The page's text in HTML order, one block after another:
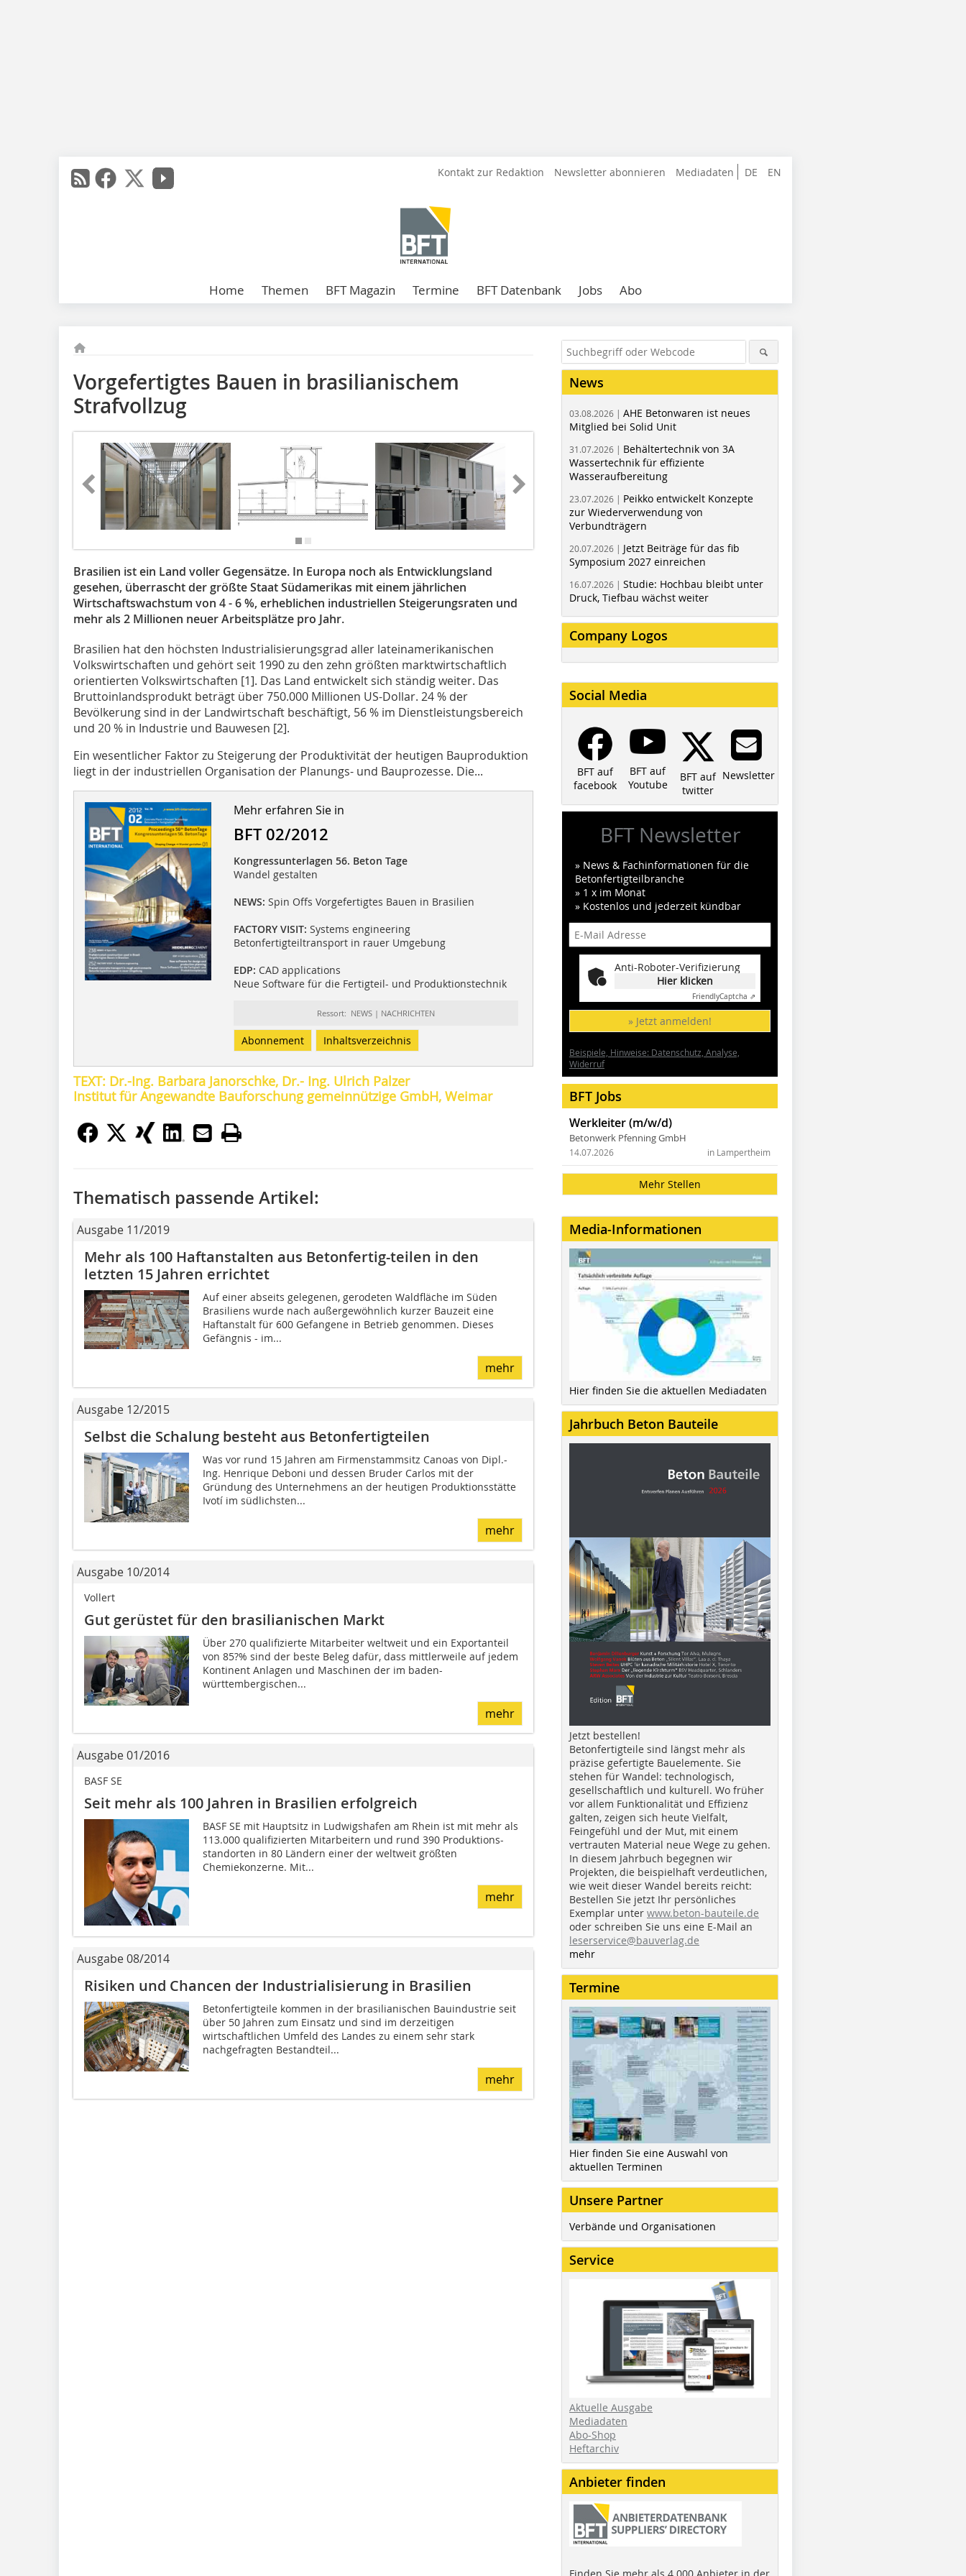
DE EN
Kontakt zur Redaktion Newsletter abonnieren Mediadaten
Home Themen BFT Magazin Termine BFT Datenbank Jobs Abo
Vorgefertigtes Bauen in brasilianischem
Strafvollzug
Brasilien ist ein Land voller Gegensätze. In Europa noch als Entwicklungsland
gesehen, überrascht der größte Staat Südamerikas mit einem jährlichen
Wirtschaftswachstum von 4 - 6 %, erheblichen industriellen Steigerungsraten und
mehr als 2 Millionen neuer Arbeitsplätze pro Jahr.
Brasilien hat den höchsten Industrialisierungsgrad aller lateinamerikanischen
Volkswirtschaften und gehört seit 1990 zu den zehn größten marktwirtschaftlich
orientierten Volkswirtschaften [1]. Das Land entwickelt sich ständig weiter. Das
Bruttoinlandsprodukt beträgt über 750.000 Millionen US-Dollar. 24 % der
Bevölkerung sind in der Landwirtschaft beschäftigt, 56 % im Dienstleistungsbereich
und 20 % in Industrie und Bauwesen [2].
Ein wesentlicher Faktor zu Steigerung der Produktivität der heutigen Bauproduktion
liegt in der industriellen Organisation der Planungs- und Bauprozesse. Die...
Mehr erfahren Sie in
BFT 02/2012
Kongressunterlagen 56. Beton Tage
Wandel gestalten
NEWS: Spin Offs Vorgefertigtes Bauen in Brasilien
FACTORY VISIT: Systems engineering
Betonfertigteiltransport in rauer Umgebung
EDP: CAD applications
Neue Software für die Fertigteil- und Produktionstechnik
Ressort: NEWS | NACHRICHTEN
Abonnement Inhaltsverzeichnis
TEXT: Dr.-Ing. Barbara Janorschke, Dr.- Ing. Ulrich Palzer
Institut für Angewandte Bauforschung gemeinnützige GmbH, Weimar
Thematisch passende Artikel:
Ausgabe 11/2019
Mehr als 100 Haftanstalten aus Betonfertig-teilen in den
letzten 15 Jahren errichtet
Auf einer abseits gelegenen, gerodeten Waldfläche im Süden
Brasiliens wurde nach außergewöhnlich kurzer Bauzeit eine
Haftanstalt für 600 Gefangene in Betrieb genommen. Dieses
Gefängnis - im...
mehr
Ausgabe 12/2015
Selbst die Schalung besteht aus ­Betonfertigteilen
Was vor rund 15 Jahren am Firmenstammsitz Canoas von Dipl.-
Ing. Henrique Deboni und dessen Bruder Carlos mit der
Gründung des Unternehmens an der heutigen Produktionsstätte
Ivotí im südlichsten...
mehr
Ausgabe 10/2014
Vollert
Gut gerüstet für den brasilianischen Markt
Über 270 qualifizierte Mitarbeiter weltweit und ein Exportanteil
von 85?% sind der beste Beleg dafür, dass mittlerweile auf jedem
Kontinent Anlagen und Maschinen der im baden-
württembergischen...
mehr
Ausgabe 01/2016
BASF SE
Seit mehr als 100 Jahren in Brasilien erfolgreich
BASF SE mit Hauptsitz in Ludwigshafen am Rhein ist mit mehr als
113.000 qualifizierten Mitarbeitern und rund 390 Produktions-
standorten in 80 Ländern einer der weltweit größten
Chemiekonzerne. Mit...
mehr
Ausgabe 08/2014
Risiken und Chancen der Industrialisierung in Brasilien
Betonfertigteile kommen in der brasilianischen Bauindustrie seit
über 50 Jahren zum Einsatz und sind im derzeitigen
wirtschaftlichen Umfeld des Landes zu einem sehr stark
nachgefragten Bestandteil...
mehr
News
03.08.2026 | AHE Betonwaren ist neues
Mitglied bei Solid Unit
31.07.2026 | Behältertechnik von 3A
Wassertechnik für effiziente
Wasseraufbereitung
23.07.2026 | Peikko entwickelt Konzepte
zur Wiederverwendung von
Verbundträgern
20.07.2026 | Jetzt Beiträge für das fib
Symposium 2027 einreichen
16.07.2026 | Studie: Hochbau bleibt unter
Druck, Tiefbau wächst weiter
Company Logos
Social Media
BFT auf
facebook
BFT auf
Youtube
BFT auf
twitter
Newsletter
BFT Newsletter
» News & Fachinformationen für die
Betonfertigteilbranche
» 1 x im Monat
» Kostenlos und jederzeit kündbar
Anti-Roboter-Verifizierung
Hier klicken
FriendlyCaptcha ⇗
» Jetzt anmelden!
Beispiele, Hinweise: Datenschutz, Analyse,
Widerruf
BFT Jobs
Werkleiter (m/w/d)
Betonwerk Pfenning GmbH
in Lampertheim
14.07.2026
Mehr Stellen
Media-Informationen
Hier finden Sie die aktuellen Mediadaten
Jahrbuch Beton Bauteile
Jetzt bestellen!
Betonfertigteile sind längst mehr als
präzise gefertigte Bauelemente. Sie
stehen für Wandel: technologisch,
gesellschaftlich und kulturell. Wo früher
vor allem Funktionalität und Effizienz
galten, zeigen sich heute Vielfalt,
Feingefühl und der Mut, mit einem
vertrauten Material neue Wege zu gehen.
In diesem Jahrbuch begegnen wir
Projekten, die beispielhaft verdeutlichen,
wie weit dieser Wandel bereits reicht:
Bestellen Sie jetzt Ihr persönliches
Exemplar unter www.beton-bauteile.de
oder schreiben Sie uns eine E-Mail an
leserservice@bauverlag.de
mehr
Termine
Hier finden Sie eine Auswahl von
aktuellen Terminen
Unsere Partner
Verbände und Organisationen
Service
Aktuelle Ausgabe
Mediadaten
Abo-Shop
Heftarchiv
Anbieter finden